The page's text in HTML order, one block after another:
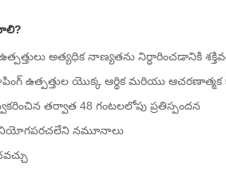
అత్యధిక నాణ్యతను నిర్ధారించడానికి
ఉత్పత్తుల యొక్క ఆర్థిక మరియు ఆచరణాత్మక
తర్వాత 48 గంటలలోపు ప్రతిస్పందన
నమూనాలు